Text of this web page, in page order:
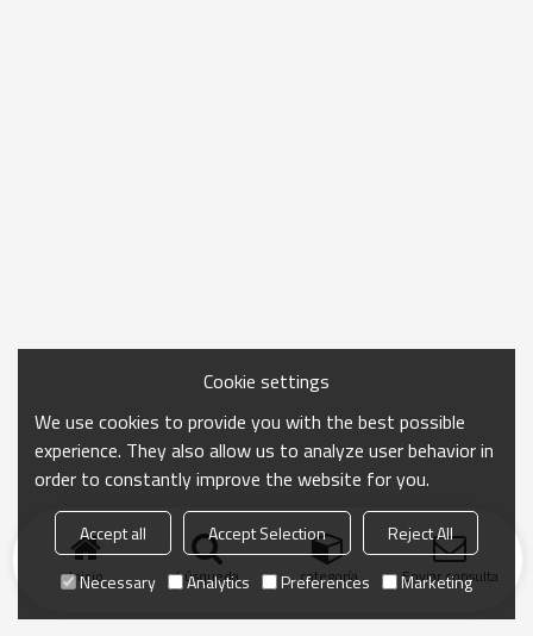
Inicio búsqueda categoría Enviar consulta
Cookie settings
We use cookies to provide you with the best possible
experience. They also allow us to analyze user behavior in
order to constantly improve the website for you.
Accept all Accept Selection
Reject All
Necessary
Analytics Preferences Marketing